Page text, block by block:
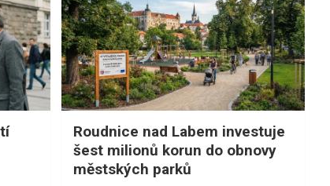
Roudnice nad Labem investuje
šest milionů korun do obnovy
městských parků